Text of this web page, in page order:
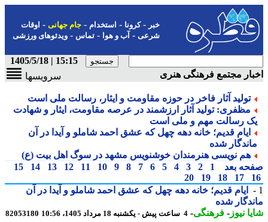
-کرونا-استخدام- جام جهانی-اوقات
شرعی-آب و هوا-تماس-ویدئوهای ورزشی
15:15 | 1405/5/18
مجتمع فرهنگی هنری
سرویسها
تولید آثار فاخر در حوزه مقاومت و ایثار، رسالت ملی است
مظفری: تولید آثار ارزشمند در عرصه مقاومت، ایثار و شهادت
رسالت مهم و ملی است
ایام قدیم؛ خانه دهه چهل که عشق احمد شاملو و آیدا در آن
شده
هم نویسی هنرمندان خوشنویس مشهد در سوگ اهل بیت (ع)
بعد
1
2
3
4
5
6
7
8
9
10
11
12
13
14
15
17
18
19
20
ایام قدیم؛ خانه دهه چهل که عشق احمد شاملو و آیدا در آن
شده
نیوز-فرهنگی-4 ساعت پیش - یکشنبه 18 مرداد 1405، 10:56 82053180